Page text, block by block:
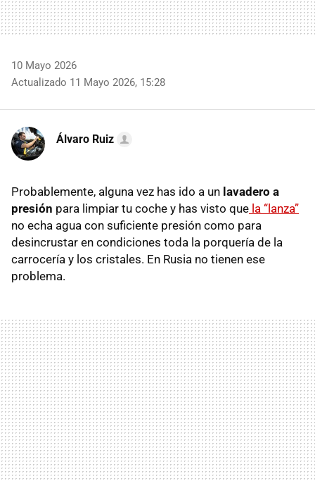
10 Mayo 2026
Actualizado 11 Mayo 2026, 15:28
Álvaro Ruiz
Probablemente, alguna vez has ido a un lavadero a
presión para limpiar tu coche y has visto que la “lanza”
no echa agua con suficiente presión como para
desincrustar en condiciones toda la porquería de la
carrocería y los cristales. En Rusia no tienen ese
problema.